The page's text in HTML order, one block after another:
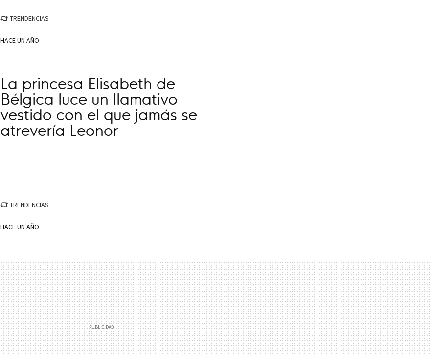
TRENDENCIAS
HACE UN AÑO
La princesa Elisabeth de
Bélgica luce un llamativo
vestido con el que jamás se
atrevería Leonor
TRENDENCIAS
HACE UN AÑO